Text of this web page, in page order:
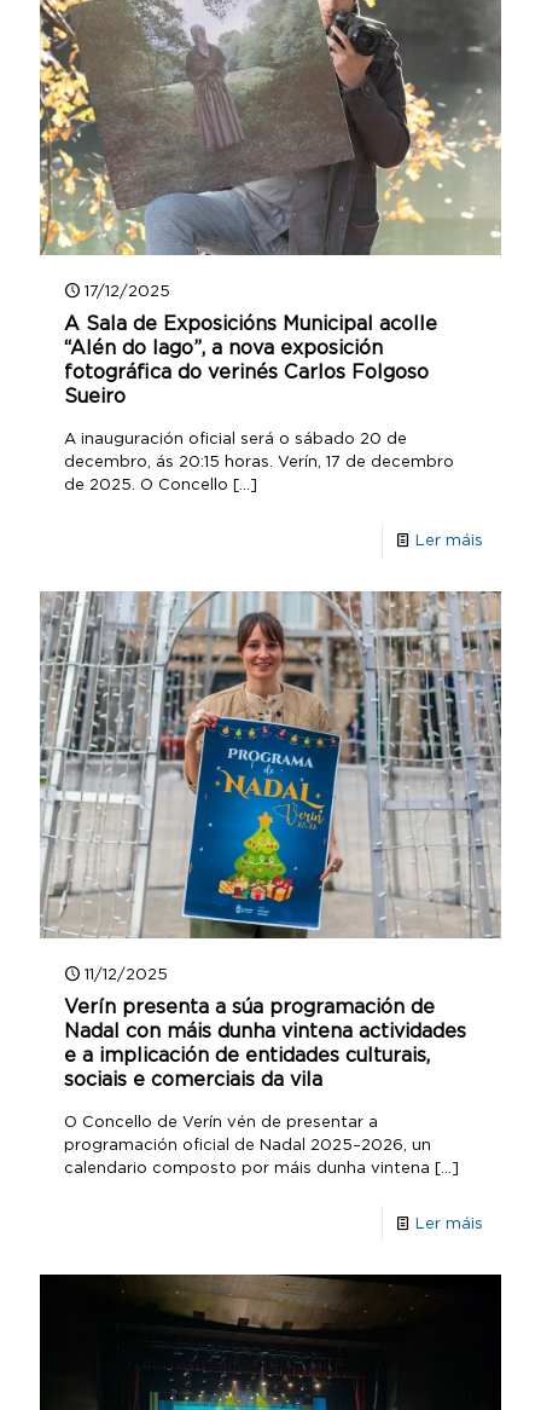
17/12/2025
A Sala de Exposicións Municipal acolle
“Alén do lago”, a nova exposición
fotográfica do verinés Carlos Folgoso
Sueiro
A inauguración oficial será o sábado 20 de
decembro, ás 20:15 horas. Verín, 17 de decembro
de 2025. O Concello […]
Ler máis
11/12/2025
Verín presenta a súa programación de
Nadal con máis dunha vintena actividades
e a implicación de entidades culturais,
sociais e comerciais da vila
O Concello de Verín vén de presentar a
programación oficial de Nadal 2025–2026, un
calendario composto por máis dunha vintena […]
Ler máis